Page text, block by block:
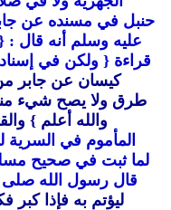
حنبل في مسنده عن
عليه وسلم أنه قال :
قراءة { ولكن في
كيسان عن جابر
طرق ولا يصح شيء
والله أعلم }
المأموم في السرية
لما ثبت في صحيح
قال رسول الله صلى
ليؤتم به فإذا كبر